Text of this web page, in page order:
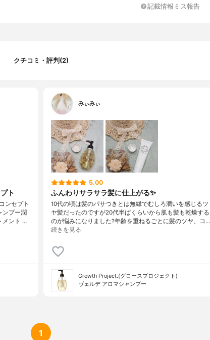
Na、ココイル加水分解コラーゲンK、サクシノイルアテロコラーゲ
マカミツレ花エキス、BG、グリチルリチン酸2K、グリセリン、ク
記載情報ミス報告
クチコミ・評判(2)
ト
ンセプト
ンプー潤
メント …
みぃみぃ
5.00
ふんわりサラサラ髪に仕上がる✨
10代の頃は髪のパサつきとは無縁でむしろ潤いを感じるツ
ヤ髪だったのですが20代半ばくらいから肌も髪も乾燥する
のが悩みになりました?年齢を重ねるごとに髪のツヤ、コ…
続きを見る
Growth Project.(グロースプロジェクト)
ヴェルデ アロマシャンプー
1